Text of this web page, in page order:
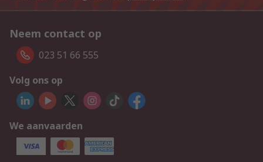
Neem contact op
023 51 66 555
Volg ons op
We aanvaarden